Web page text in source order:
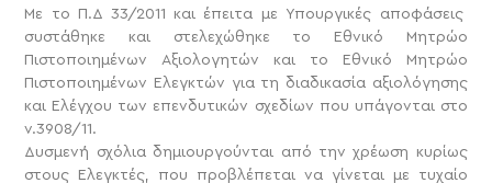
Με το Π.Δ 33/2011 και έπειτα με Υπουργικές αποφάσεις
συστάθηκε και στελεχώθηκε το Εθνικό Μητρώο
Πιστοποιημένων Αξιολογητών και το Εθνικό Μητρώο
Πιστοποιημένων Ελεγκτών για τη διαδικασία αξιολόγησης
και Ελέγχου των επενδυτικών σχεδίων που υπάγονται στο
ν.3908/11.
Δυσμενή σχόλια δημιουργούνται από την χρέωση κυρίως
στους Ελεγκτές, που προβλέπεται να γίνεται με τυχαίο